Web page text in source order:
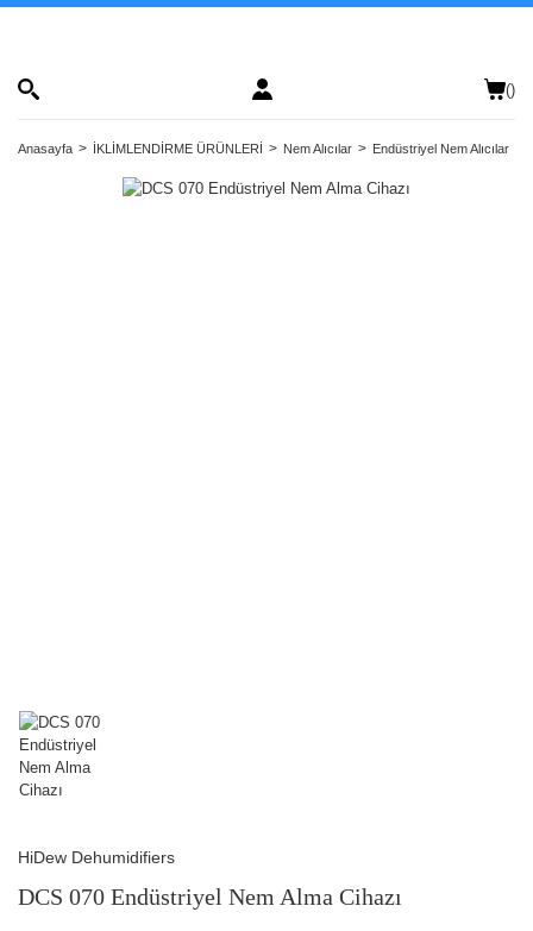
()
Anasayfa İKLİMLENDİRME ÜRÜNLERİ Nem Alıcılar Endüstriyel Nem Alıcılar
HiDew Dehumidifiers
DCS 070 Endüstriyel Nem Alma Cihazı